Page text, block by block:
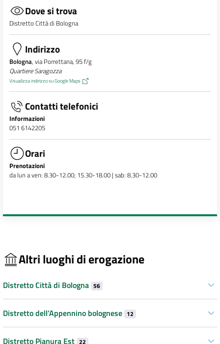
Dove si trova
Distretto Città di Bologna
Indirizzo
Bologna, via Porrettana, 95 f/g
Quartiere Saragozza
Visualizza indirizzo su Google Maps
Contatti telefonici
Informazioni
051 6142205
Orari
Prenotazioni
da lun a ven: 8.30-12.00; 15.30-18.00 | sab: 8.30-12.00
Altri luoghi di erogazione
Distretto Città di Bologna 56
Distretto dell’Appennino bolognese 12
Distretto Pianura Est 22